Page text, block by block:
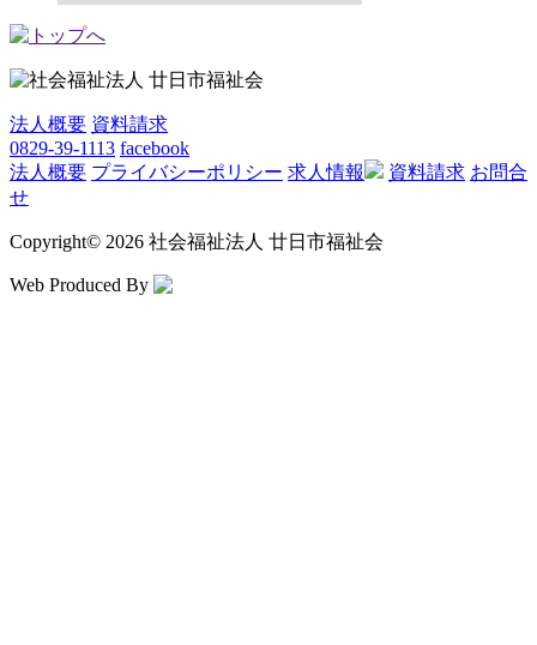
法人概要 資料請求
0829-39-1113 facebook
法人概要 プライバシーポリシー 求人情報 資料請求 お問合
せ
Copyright© 2026 社会福祉法人 廿日市福祉会
Web Produced By